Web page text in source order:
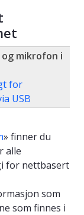
mikrofon i
for
USB
» finner du
alle
for nettbasert
som
som finnes i